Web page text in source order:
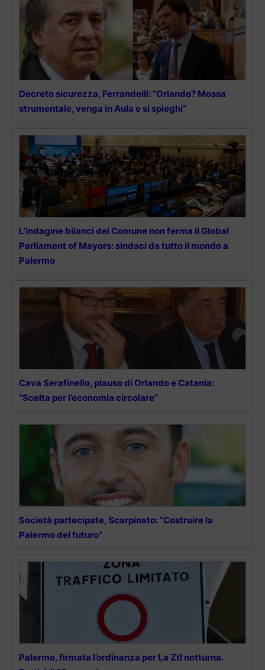
Decreto sicurezza, Ferrandelli: “Orlando? Mossa
strumentale, venga in Aula e si spieghi”
L’indagine bilanci del Comune non ferma il Global
Parliament of Mayors: sindaci da tutto il mondo a
Palermo
Cava Serafinello, plauso di Orlando e Catania:
“Scelta per l’economia circolare”
Società partecipate, Scarpinato: “Costruire la
Palermo del futuro”
Palermo, firmata l’ordinanza per La Ztl notturna.